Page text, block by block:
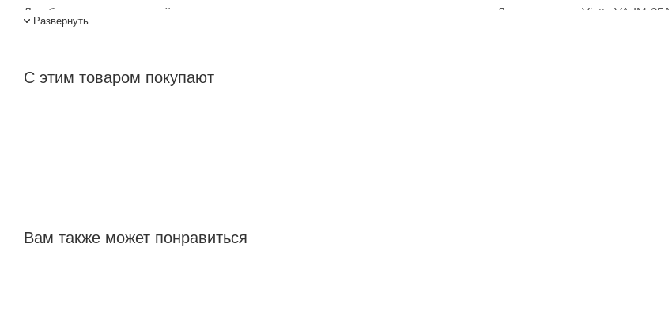
Лигабаршоп – это широкий ассортимент, высокое качество товаров и выгодные цены. Льдогенератор Viatto VA-IM-
Развернуть
С этим товаром покупают
Вам также может понравиться